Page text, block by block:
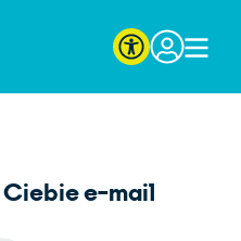
Ciebie e-mail